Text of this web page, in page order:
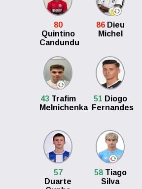
80
Quintino
Candundu
86Dieu
Michel
43Trafim
Melnichenka
51 Diogo
Fernandes
57
Duarte
58Tiago
Silva